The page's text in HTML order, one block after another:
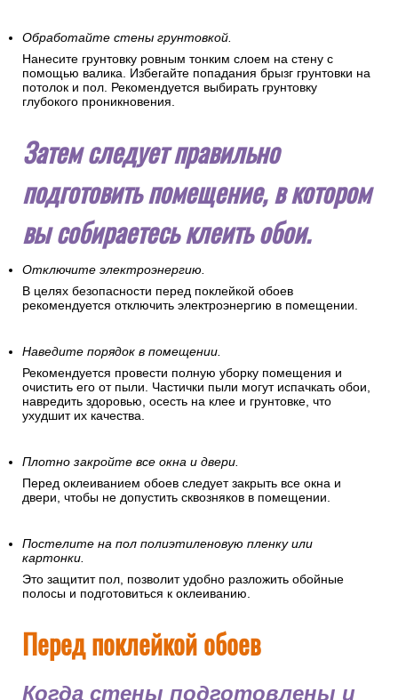
Обработайте стены грунтовкой.
Нанесите грунтовку ровным тонким слоем на стену с
помощью валика. Избегайте попадания брызг грунтовки на
потолок и пол. Рекомендуется выбирать грунтовку
глубокого проникновения.
Затем следует правильно
подготовить помещение, в котором
вы собираетесь клеить обои.
Отключите электроэнергию.
В целях безопасности перед поклейкой обоев
рекомендуется отключить электроэнергию в помещении.
Наведите порядок в помещении.
Рекомендуется провести полную уборку помещения и
очистить его от пыли. Частички пыли могут испачкать обои,
навредить здоровью, осесть на клее и грунтовке, что
ухудшит их качества.
Плотно закройте все окна и двери.
Перед оклеиванием обоев следует закрыть все окна и
двери, чтобы не допустить сквозняков в помещении.
Постелите на пол полиэтиленовую пленку или
картонки.
Это защитит пол, позволит удобно разложить обойные
полосы и подготовиться к оклеиванию.
Перед поклейкой обоев
Когда стены подготовлены и